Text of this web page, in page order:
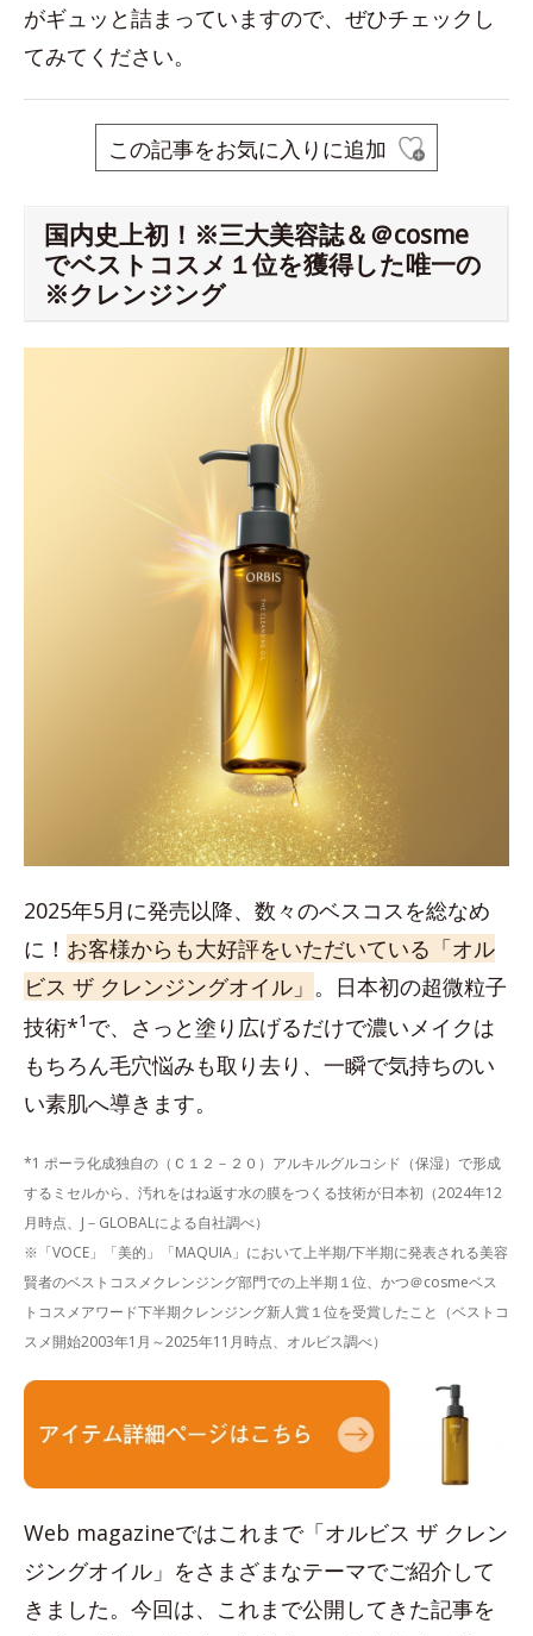
がギュッと詰まっていますので、ぜひチェックし
てみてください。
この記事をお気に入りに追加
国内史上初！※三大美容誌＆＠cosme
でベストコスメ１位を獲得した唯一の
※クレンジング
2025年5月に発売以降、数々のベスコスを総なめ
に！ お客様からも大好評をいただいている「オル
ビス ザ クレンジングオイル」 。日本初の超微粒子
技術*1 で、さっと塗り広げるだけで濃いメイクは
もちろん毛穴悩みも取り去り、一瞬で気持ちのい
い素肌へ導きます。
*1 ポーラ化成独自の（Ｃ１２－２０）アルキルグルコシド（保湿）で形成
するミセルから、汚れをはね返す水の膜をつくる技術が日本初（2024年12
月時点、J－GLOBALによる自社調べ）
※「VOCE」「美的」「MAQUIA」において上半期/下半期に発表される美容
賢者のベストコスメクレンジング部門での上半期１位、かつ＠cosmeベス
トコスメアワード下半期クレンジング新人賞１位を受賞したこと（ベストコ
スメ開始2003年1月～2025年11月時点、オルビス調べ）
Web magazineではこれまで「オルビス ザ クレン
ジングオイル」をさまざまなテーマでご紹介して
きました。今回は、これまで公開してきた記事を